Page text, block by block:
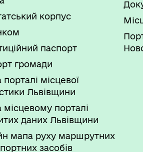
корпус
паспорт
громади
місцевої
Львівщини
порталі
даних Львівщини
мапа руху маршрутних
засобів